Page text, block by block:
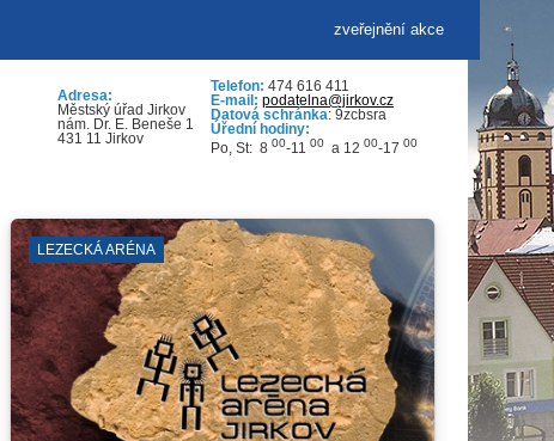
zveřejnění akce
Adresa:
Městský úřad Jirkov
nám. Dr. E. Beneše 1
431 11 Jirkov
Telefon: 474 616 411
E-mail: podatelna@jirkov.cz
Datová schránka: 9zcbsra
Úřední hodiny:
Po, St: 8 00-11 00 a 12 00-17 00
DOPRAVA